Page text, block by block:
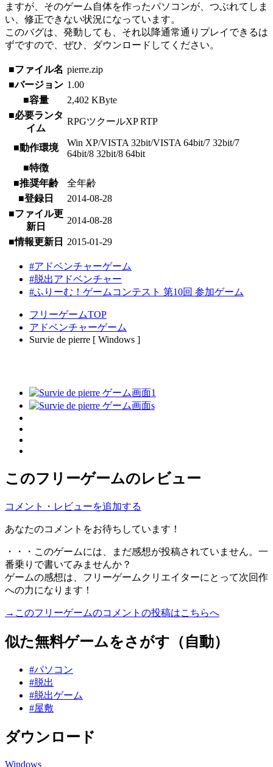
ますが、そのゲーム自体を作ったパソコンが、つぶれてしま
い、修正できない状況になっています。
このバグは、発動しても、それ以降通常通りプレイできるは
ずですので、ぜひ、ダウンロードしてください。
■ファイル名 pierre.zip
■バージョン 1.00
■容量
2,402 KByte
■必要ランタ
イム
RPGツクールXP RTP
■動作環境
Win XP/VISTA 32bit/VISTA 64bit/7 32bit/7
64bit/8 32bit/8 64bit
■特徴
■推奨年齢
全年齢
■登録日
2014-08-28
■ファイル更
新日
2014-08-28
■情報更新日 2015-01-29
#アドベンチャーゲーム
#脱出アドベンチャー
#ふりーむ！ゲームコンテスト 第10回 参加ゲーム
フリーゲームTOP
アドベンチャーゲーム
Survie de pierre [ Windows ]
このフリーゲームのレビュー
コメント・レビューを追加する
あなたのコメントをお待ちしています！
・・・このゲームには、まだ感想が投稿されていません。一
番乗りで書いてみませんか？
ゲームの感想は、フリーゲームクリエイターにとって次回作
への力になります！
→このフリーゲームのコメントの投稿はこちらへ
似た無料ゲームをさがす（自動）
#パソコン
#脱出
#脱出ゲーム
#屋敷
ダウンロード
Windows